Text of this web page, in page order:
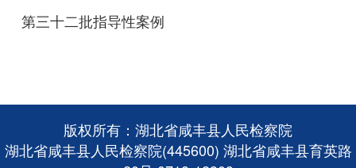
第三十二批指导性案例
版权所有：湖北省咸丰县人民检察院
湖北省咸丰县人民检察院(445600) 湖北省咸丰县育英路